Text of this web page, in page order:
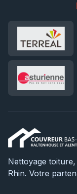
Nettoyage
Rhin. Votre